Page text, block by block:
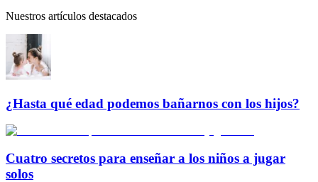
Nuestros artículos destacados
¿Hasta qué edad podemos bañarnos con los hijos?
Cuatro secretos para enseñar a los niños a jugar
solos